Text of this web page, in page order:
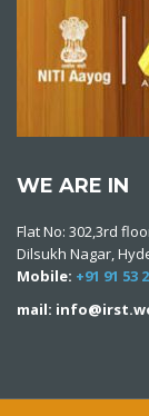
WE ARE IN
Flat No: 302,3rd
Dilsukh Nagar,
Mobile: +91 91 53
mail: